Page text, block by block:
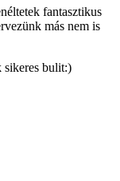
fantasztikus
más nem is
sikeres bulit:)